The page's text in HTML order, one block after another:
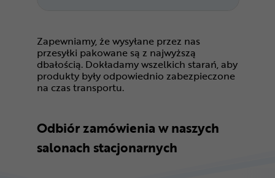
Zapewniamy, że wysyłane przez nas
przesyłki pakowane są z najwyższą
dbałością. Dokładamy wszelkich starań, aby
produkty były odpowiednio zabezpieczone
na czas transportu.
Odbiór zamówienia w naszych
salonach stacjonarnych